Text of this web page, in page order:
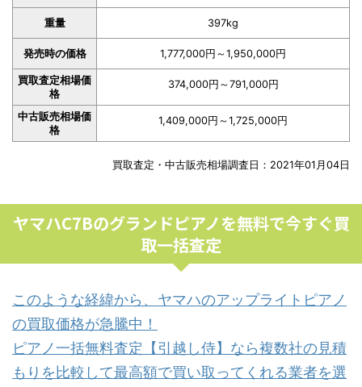
重量 397kg
発売時の価格 1,777,000円～1,950,000円
買取査定相場価
格
374,000円～791,000円
中古販売相場価
格
1,409,000円～1,725,000円
買取査定・中古販売相場調査日：2021年01月04日
ヤマハC7Bのグランドピアノを無料で今すぐ買
取一括査定
このような経緯から、ヤマハのアップライトピアノ
の買取価格が急騰中！
ピアノ一括無料査定【引越し侍】なら複数社の見積
もりを比較して最高額で買い取ってくれる業者を選